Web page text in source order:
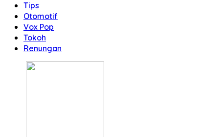
Tips
Otomotif
Vox Pop
Tokoh
Renungan